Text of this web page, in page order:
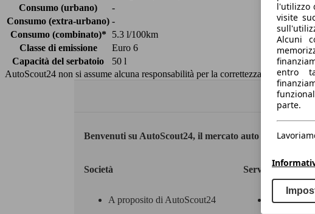
Consumo (urbano)
-
Consumo (extra-urbano) -
Consumo (combinato)*
5.3 l/100km
Classe di emissione
Euro 6
Capacità del serbatoio
50 l
AutoScout24 non si assume alcuna responsabilità per la correttezza dei dati.
Benvenuti su AutoScout24, il mercato auto europeo.
Società
A proposito di AutoScout24
Servizi
Contatti
l'utilizzo
visite
Alcuni
entro
parte.